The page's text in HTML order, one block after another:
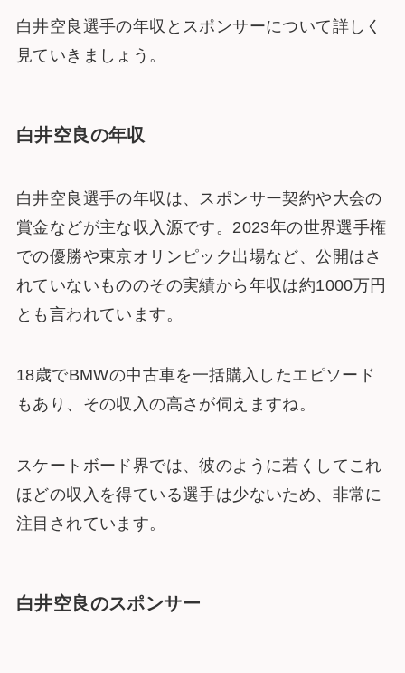
白井空良選手の年収とスポンサーについて詳しく
見ていきましょう。
白井空良の年収
白井空良選手の年収は、スポンサー契約や大会の
賞金などが主な収入源です。2023年の世界選手権
での優勝や東京オリンピック出場など、公開はさ
れていないもののその実績から年収は約1000万円
とも言われています。
18歳でBMWの中古車を一括購入したエピソード
もあり、その収入の高さが伺えます​​ね。
スケートボード界では、彼のように若くしてこれ
ほどの収入を得ている選手は少ないため、非常に
注目されています。
白井空良のスポンサー